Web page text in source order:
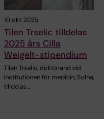
10 okt 2025
Tilen Trselic tilldelas
2025 års Cilla
Weigelt-stipendium
Tilen Trselic, doktorand vid
institutionen för medicin, Solna,
tilldelas…